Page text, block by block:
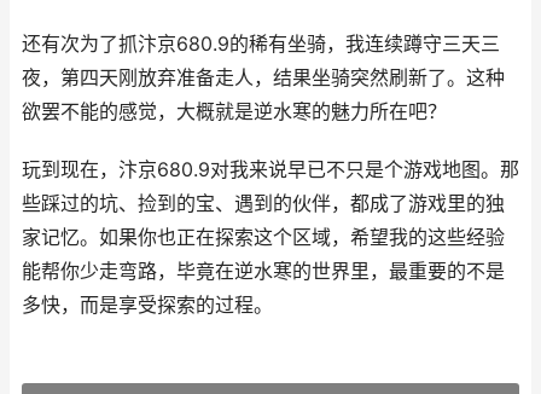
还有次为了抓汴京680.9的稀有坐骑，我连续蹲守三天三
夜，第四天刚放弃准备走人，结果坐骑突然刷新了。这种
欲罢不能的感觉，大概就是逆水寒的魅力所在吧？
玩到现在，汴京680.9对我来说早已不只是个游戏地图。那
些踩过的坑、捡到的宝、遇到的伙伴，都成了游戏里的独
家记忆。如果你也正在探索这个区域，希望我的这些经验
能帮你少走弯路，毕竟在逆水寒的世界里，最重要的不是
多快，而是享受探索的过程。